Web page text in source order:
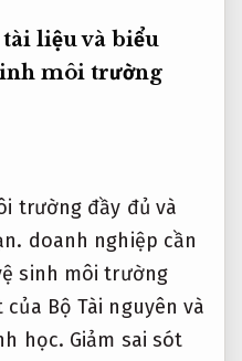
liệu và biểu
môi trường
trường đầy đủ và
doanh nghiệp cần
sinh môi trường
Bộ Tài nguyên và
học. Giảm sai sót